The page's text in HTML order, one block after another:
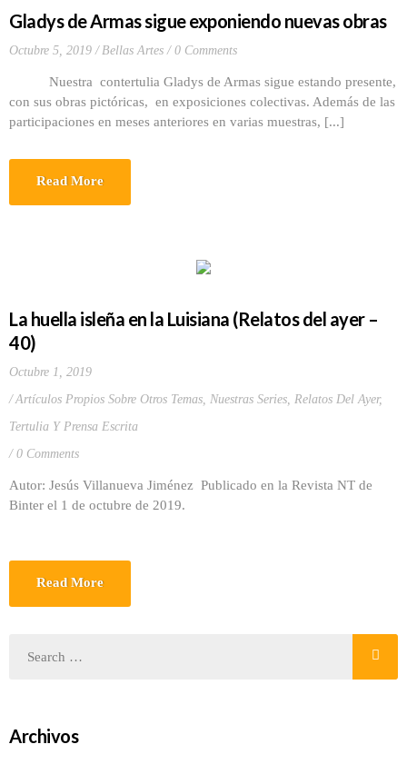
Gladys de Armas sigue exponiendo nuevas obras
Octubre 5, 2019 Bellas Artes 0 Comments
Nuestra contertulia Gladys de Armas sigue estando presente,
con sus obras pictóricas, en exposiciones colectivas. Además de las
participaciones en meses anteriores en varias muestras, [...]
Read More
La huella isleña en la Luisiana (Relatos del ayer –
40)
Octubre 1, 2019
Artículos Propios Sobre Otros Temas, Nuestras Series, Relatos Del Ayer,
Tertulia Y Prensa Escrita
0 Comments
Autor: Jesús Villanueva Jiménez Publicado en la Revista NT de
Binter el 1 de octubre de 2019.
Read More
Archivos